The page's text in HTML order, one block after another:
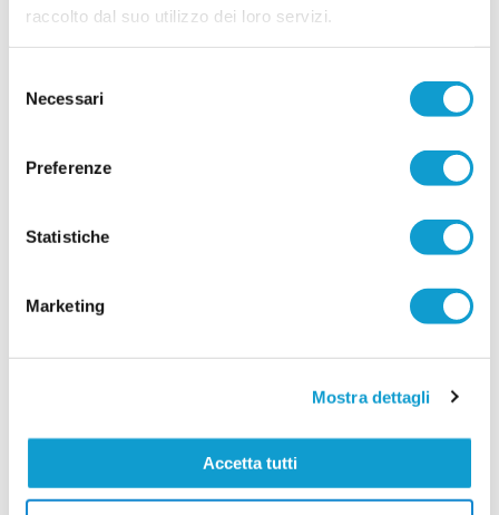
raccolto dal suo utilizzo dei loro servizi.
delNecessari
Preferenze
Statistiche
Marketing
Mostra dettagli
Accetta tutti
CUPRENSE. Definito lo staff tecnico per la
prossima stagione
con la società della Cuprense che ha svelato i
componenti dello staff tecnico della Prima
campionato. A ricoprire il ruolo di allenatore sarà
Vai all'edizione provinciale